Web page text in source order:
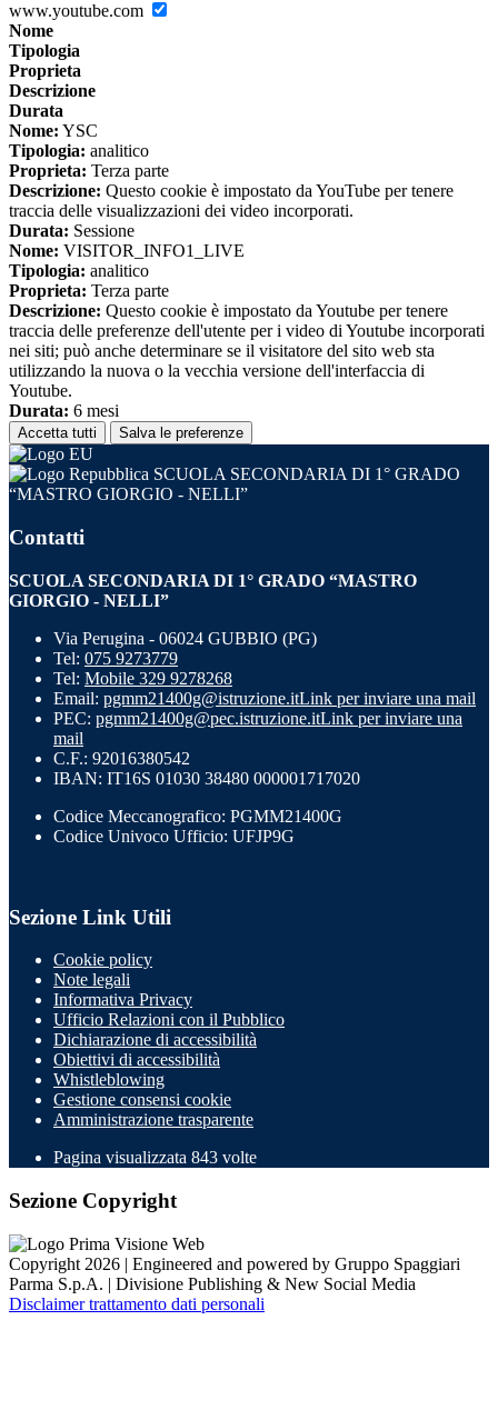
www.youtube.com
Nome
Tipologia
Proprieta
Descrizione
Durata
Nome: YSC
Tipologia: analitico
Proprieta: Terza parte
Descrizione: Questo cookie è impostato da YouTube per tenere
traccia delle visualizzazioni dei video incorporati.
Durata: Sessione
Nome: VISITOR_INFO1_LIVE
Tipologia: analitico
Proprieta: Terza parte
Descrizione: Questo cookie è impostato da Youtube per tenere
traccia delle preferenze dell'utente per i video di Youtube incorporati
nei siti; può anche determinare se il visitatore del sito web sta
utilizzando la nuova o la vecchia versione dell'interfaccia di
Youtube.
Durata: 6 mesi
Accetta tutti Salva le preferenze
SCUOLA SECONDARIA DI 1° GRADO
“MASTRO GIORGIO - NELLI”
Contatti
SCUOLA SECONDARIA DI 1° GRADO “MASTRO
GIORGIO - NELLI”
Via Perugina - 06024 GUBBIO (PG)
Tel: 075 9273779
Tel: Mobile 329 9278268
Email: pgmm21400g@istruzione.itLink per inviare una mail
PEC: pgmm21400g@pec.istruzione.itLink per inviare una
mail
C.F.: 92016380542
IBAN: IT16S 01030 38480 000001717020
Codice Meccanografico: PGMM21400G
Codice Univoco Ufficio: UFJP9G
Sezione Link Utili
Cookie policy
Note legali
Informativa Privacy
Ufficio Relazioni con il Pubblico
Dichiarazione di accessibilità
Obiettivi di accessibilità
Whistleblowing
Gestione consensi cookie
Amministrazione trasparente
Pagina visualizzata 843 volte
Sezione Copyright
Copyright 2026 | Engineered and powered by Gruppo Spaggiari
Parma S.p.A. | Divisione Publishing & New Social Media
Disclaimer trattamento dati personali